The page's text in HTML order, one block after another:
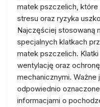
matek pszczelich, które
stresu oraz ryzyka
Najczęściej stosowaną
specjalnych klatkach
matek pszczelich.
wentylację oraz
mechanicznymi. Ważne
odpowiednio
informacjami o